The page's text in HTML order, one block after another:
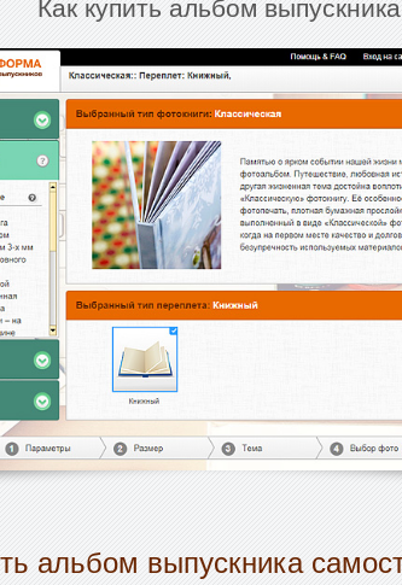
альбом выпускника